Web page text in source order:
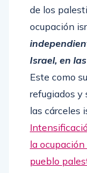
de los
ocupación
Israel, en
Este como
refugiados y
las cárceles
la
pueblo